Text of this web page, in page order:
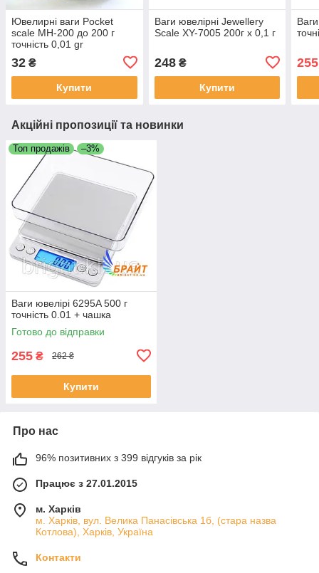
Ювелирні ваги Pocket
scale MH-200 до 200 г
точність 0,01 gr
32 ₴
Купити
Ваги ювелірні Jewellery
Scale XY-7005 200г x 0,1 г
248₴
Купити
255
Акційні пропозиції та новинки
Топ продажів –3%
Ваги ювелірі 6295A 500 г
точність 0.01 + чашка
Готово до відправки
255 ₴ 262 ₴
Купити
Про нас
96% позитивних з 399 відгуків за рік
Працює з 27.01.2015
м. Харків
м. Харків, вул. Велика Панасівська 1б, (стара назва
Котлова), Харків, Україна
Контакти